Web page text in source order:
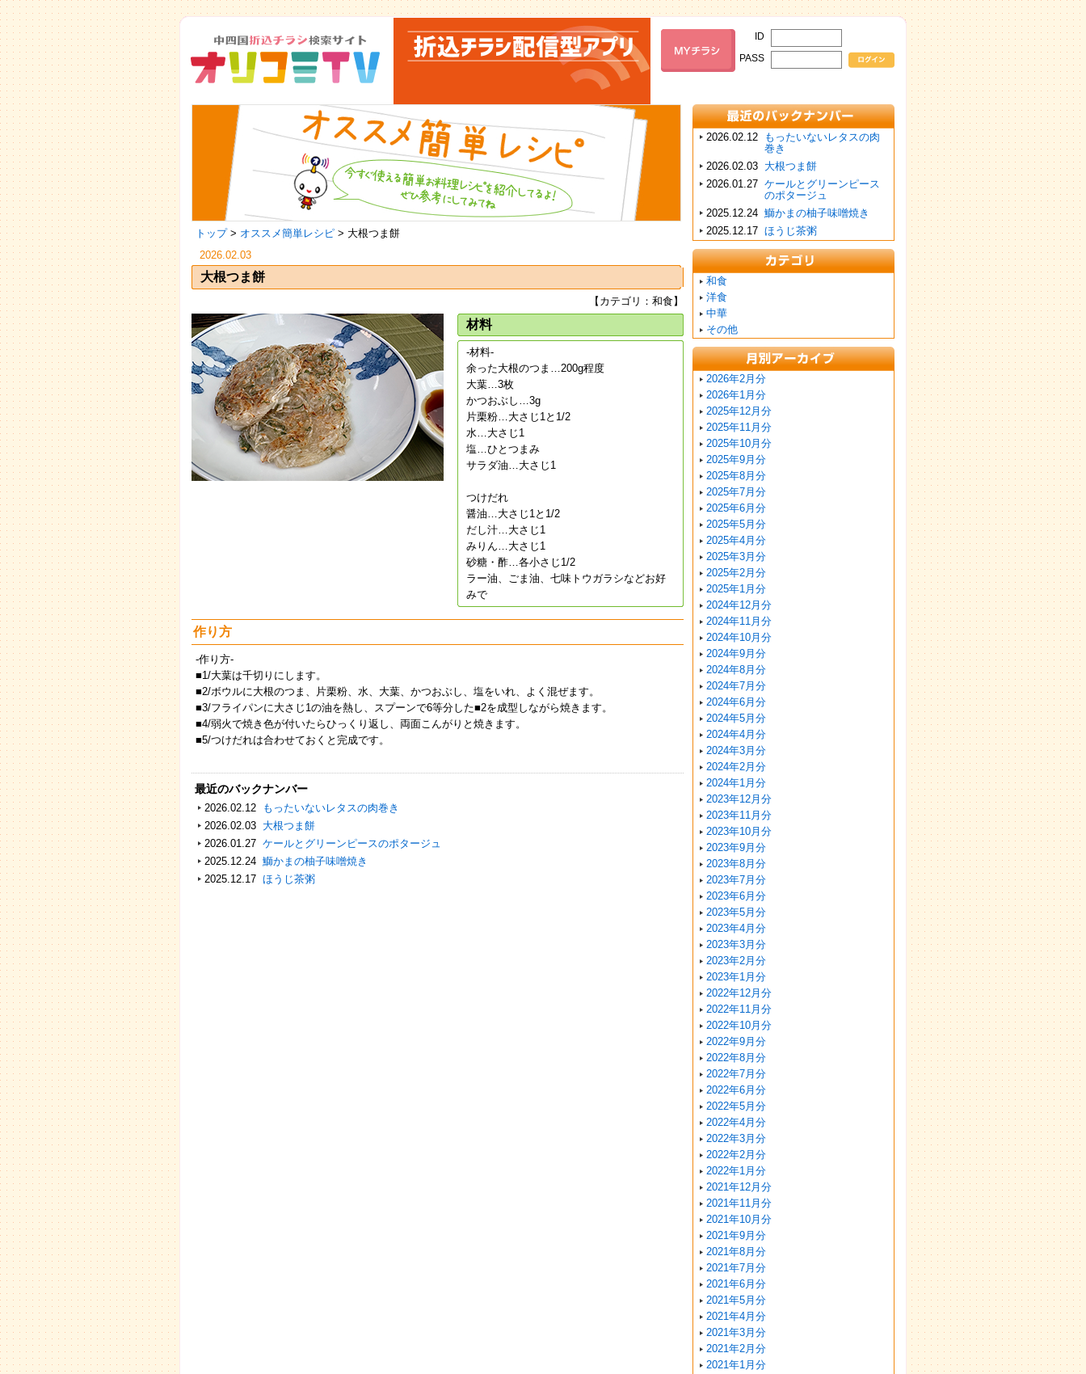
ID
PASS
トップ> オススメ簡単レシピ > 大根つま餅
2026.02.03
大根つま餅
【カテゴリ：和食】
材料
-材料-
余った大根のつま…200g程度
大葉…3枚
かつおぶし…3g
片栗粉…大さじ1と1/2
水…大さじ1
塩…ひとつまみ
サラダ油…大さじ1
つけだれ
醤油…大さじ1と1/2
だし汁…大さじ1
みりん…大さじ1
砂糖・酢…各小さじ1/2
ラー油、ごま油、七味トウガラシなどお好
みで
作り方
-作り方-
■1/大葉は千切りにします。
■2/ボウルに大根のつま、片栗粉、水、大葉、かつおぶし、塩をいれ、よく混ぜます。
■3/フライパンに大さじ1の油を熱し、スプーンで6等分した■2を成型しながら焼きます。
■4/弱火で焼き色が付いたらひっくり返し、両面こんがりと焼きます。
■5/つけだれは合わせておくと完成です。
最近のバックナンバー
2026.02.12
もったいないレタスの肉巻き
2026.02.03 大根つま餅
2026.01.27 ケールとグリーンピースのポタージュ
2025.12.24 鰤かまの柚子味噌焼き
2025.12.17 ほうじ茶粥
2026.02.12
もったいないレタスの肉
巻き
2026.02.03 大根つま餅
2026.01.27 ケールとグリーンピース
のポタージュ
2025.12.24 鰤かまの柚子味噌焼き
2025.12.17 ほうじ茶粥
和食
洋食
中華
その他
2026年2月分
2026年1月分
2025年12月分
2025年11月分
2025年10月分
2025年9月分
2025年8月分
2025年7月分
2025年6月分
2025年5月分
2025年4月分
2025年3月分
2025年2月分
2025年1月分
2024年12月分
2024年11月分
2024年10月分
2024年9月分
2024年8月分
2024年7月分
2024年6月分
2024年5月分
2024年4月分
2024年3月分
2024年2月分
2024年1月分
2023年12月分
2023年11月分
2023年10月分
2023年9月分
2023年8月分
2023年7月分
2023年6月分
2023年5月分
2023年4月分
2023年3月分
2023年2月分
2023年1月分
2022年12月分
2022年11月分
2022年10月分
2022年9月分
2022年8月分
2022年7月分
2022年6月分
2022年5月分
2022年4月分
2022年3月分
2022年2月分
2022年1月分
2021年12月分
2021年11月分
2021年10月分
2021年9月分
2021年8月分
2021年7月分
2021年6月分
2021年5月分
2021年4月分
2021年3月分
2021年2月分
2021年1月分